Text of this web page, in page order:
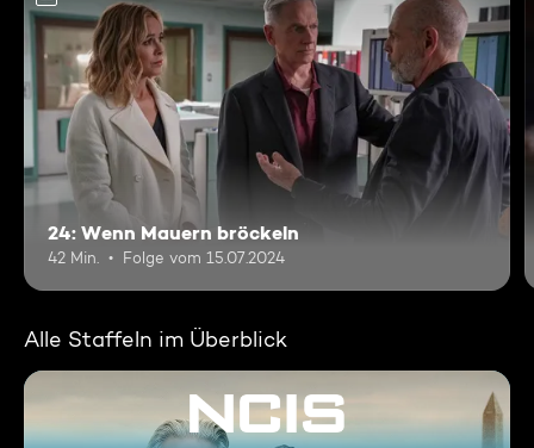
24: Wenn Mauern bröckeln
42 Min. Folge vom 15.07.2024
Alle Staffeln im Überblick